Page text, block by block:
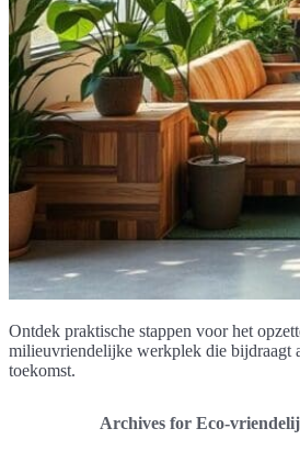
Ontdek praktische stappen voor het
milieuvriendelijke werkplek die bijdraagt
toekomst.
Archives for Eco-